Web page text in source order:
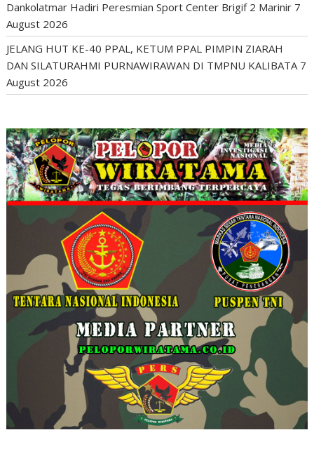
Dankolatmar Hadiri Peresmian Sport Center Brigif 2 Marinir 7
August 2026
JELANG HUT KE-40 PPAL, KETUM PPAL PIMPIN ZIARAH
DAN SILATURAHMI PURNAWIRAWAN DI TMPNU KALIBATA 7
August 2026